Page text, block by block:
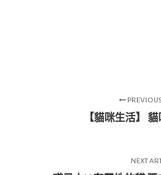
【貓咪生活】
NEXT